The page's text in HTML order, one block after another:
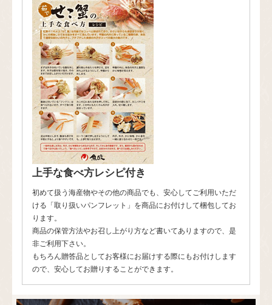
上手な食べ方レシピ付き
初めて扱う海産物やその他の商品でも、安心してご利用いただ
ける「取り扱いパンフレット」を商品にお付けして梱包してお
ります。
商品の保管方法やお召し上がり方など書いてありますので、是
非ご利用下さい。
もちろん贈答品としてお客様にお届けする際にもお付けします
ので、安心してお贈りすることができます。